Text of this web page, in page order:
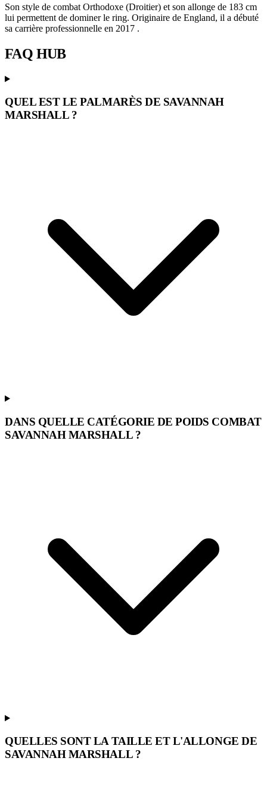
Son style de combat Orthodoxe (Droitier) et son allonge de 183 cm
lui permettent de dominer le ring. Originaire de England, il a débuté
sa carrière professionnelle en 2017 .
FAQ HUB
QUEL EST LE PALMARÈS DE SAVANNAH
MARSHALL ?
DANS QUELLE CATÉGORIE DE POIDS COMBAT
SAVANNAH MARSHALL ?
QUELLES SONT LA TAILLE ET L'ALLONGE DE
SAVANNAH MARSHALL ?